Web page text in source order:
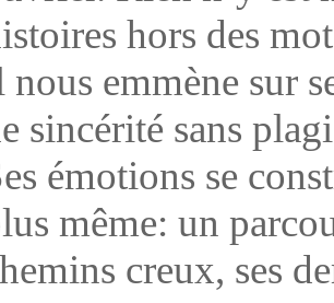
hors des
nous emmène sur
sincérité sans
émotions se
même: un
creux, ses